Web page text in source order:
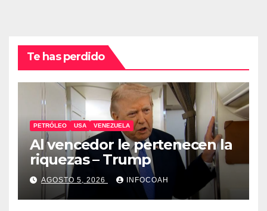
Te has perdido
PETRÓLEO USA VENEZUELA
Al vencedor le pertenecen la
riquezas – Trump
AGOSTO 5, 2026 INFOCOAH